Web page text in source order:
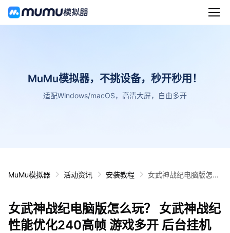
MuMu模拟器，不挑设备，秒开秒用！
适配Windows/macOS，高清大屏，自由多开
MuMu模拟器 活动资讯 安装教程
女武神战纪电脑版怎么
后台挂机 按键设置教程
女武神战纪电脑版怎么玩？ 女武神战纪
性能优化240高帧 游戏多开 后台挂机